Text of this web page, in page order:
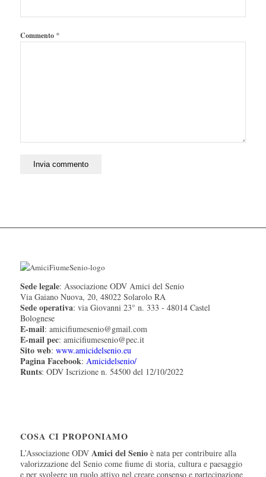
Commento *
Sede legale: Associazione ODV Amici del Senio
Via Gaiano Nuova, 20, 48022 Solarolo RA
Sede operativa: via Giovanni 23° n. 333 - 48014 Castel
Bolognese
E-mail: amicifiumesenio@gmail.com
E-mail pec: amicifiumesenio@pec.it
Sito web: www.amicidelsenio.eu
Pagina Facebook: Amicidelsenio/
Runts: ODV Iscrizione n. 54500 del 12/10/2022
COSA CI PROPONIAMO
L’Associazione ODV Amici del Senioè nata per contribuire alla
valorizzazione del Senio come fiume di storia, cultura e paesaggio
e per svolgere un ruolo attivo nel creare consenso e partecipazione